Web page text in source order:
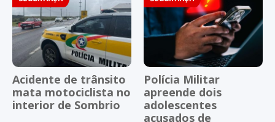
Acidente de trânsito
mata motociclista no
interior de Sombrio
Polícia Militar
apreende dois
adolescentes
acusados de